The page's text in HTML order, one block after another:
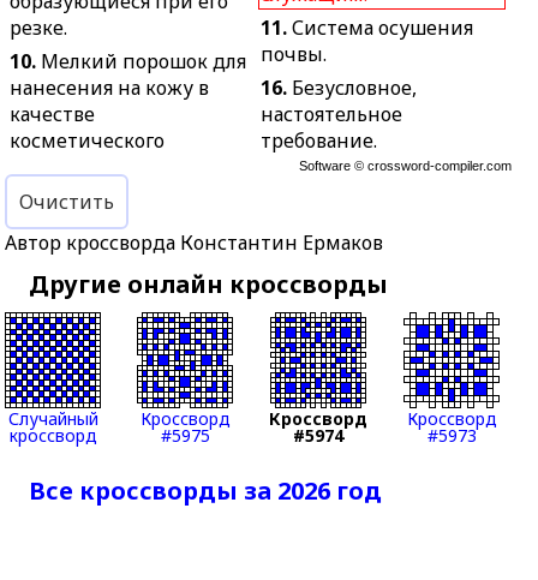
резке.
10. Мелкий порошок для
нанесения на кожу в
качестве
косметического
12.Трикотажная
фуфайка без воротника и
без застёжек, плотно
облегающая фигуру.
13.Вытяжка из
растительных веществ,
настоянная на спирту.
14.Основной
инструмент в
живописи.
15.Соединение
вещества с кислородом.
11.Система осушения
почвы.
16. Безусловное,
настоятельное
требование.
Верхняя часть
19.Крупное хищное
животное с пятнистой
окраской.
20.Дворянский титул.
21.В некоторых странах
— единица массы.
23.Инструмент для
производства в каком-
отверстий.
Software ©crossword-compiler.com
Очистить
Автор кроссворда Константин Ермаков
Другие онлайн кроссворды
Случайный
кроссворд
Кроссворд
#5975
Кроссворд
#5974
Кроссворд
#5973
Все кроссворды за 2026 год